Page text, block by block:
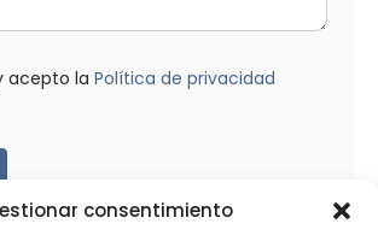
consentimiento
acepto la Política de privacidad